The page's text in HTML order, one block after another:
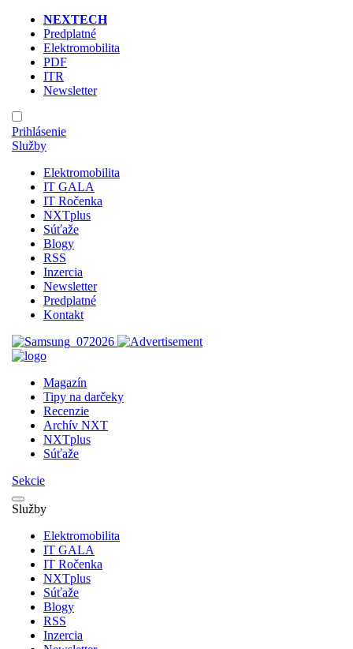
NEXTECH
Predplatné
Elektromobilita
PDF
ITR
Newsletter
Prihlásenie
Služby
Elektromobilita
IT GALA
IT Ročenka
NXTplus
Súťaže
Blogy
RSS
Inzercia
Newsletter
Predplatné
Kontakt
Magazín
Tipy na darčeky
Recenzie
Archív NXT
NXTplus
Súťaže
Sekcie
Služby
Elektromobilita
IT GALA
IT Ročenka
NXTplus
Súťaže
Blogy
RSS
Inzercia